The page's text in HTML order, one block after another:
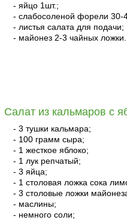
- яйцо 1шт.;
- слабосоленой форели 30-
- листья салата для подачи;
- майонез 2-3 чайных ложки.
Салат из кальмаров с
- 3 тушки кальмара;
- 100 грамм сыра;
- 1 жесткое яблоко;
- 1 лук репчатый;
- 3 яйца;
- 1 столовая ложка сока
- 3 столовые ложки
- маслины;
- немного соли;